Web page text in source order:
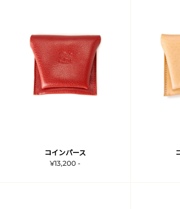
コインパース
¥13,200 -